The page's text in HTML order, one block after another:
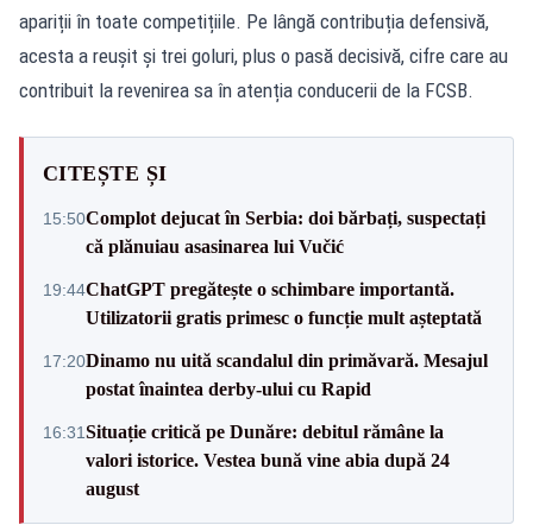
apariții în toate competițiile. Pe lângă contribuția defensivă,
acesta a reușit și trei goluri, plus o pasă decisivă, cifre care au
contribuit la revenirea sa în atenția conducerii de la FCSB.
CITEȘTE ȘI
15:50Complot dejucat în Serbia: doi bărbați, suspectați
că plănuiau asasinarea lui Vučić
19:44ChatGPT pregătește o schimbare importantă.
Utilizatorii gratis primesc o funcție mult așteptată
17:20Dinamo nu uită scandalul din primăvară. Mesajul
postat înaintea derby-ului cu Rapid
16:31Situație critică pe Dunăre: debitul rămâne la
valori istorice. Vestea bună vine abia după 24
august